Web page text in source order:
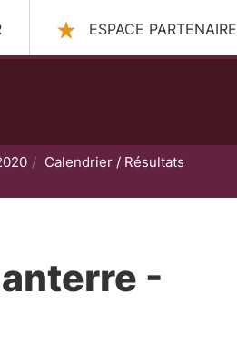
ESPACE PARTENAIRE
Calendrier / Résultats
-